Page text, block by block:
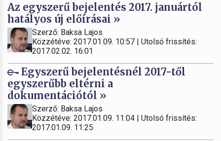
Az egyszerű bejelentés 2017. januártól
hatályos új előírásai »
Szerző: Baksa Lajos
Közzétéve: 2017.01.09. 10:57 | Utolsó frissítés:
2017.02.02. 16:01
Egyszerű bejelentésnél 2017-től
egyszerűbb eltérni a
dokumentációtól »
Szerző: Baksa Lajos
Közzétéve: 2017.01.09. 11:04 | Utolsó frissítés:
2017.01.09. 11:25